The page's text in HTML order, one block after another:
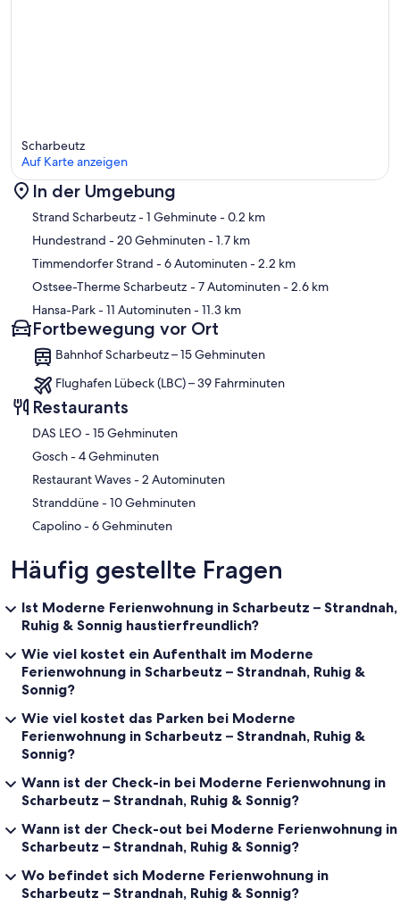
Karte
Scharbeutz
Auf Karte anzeigen
In der Umgebung
Strand Scharbeutz- 1 Gehminute- 0.2 km
Hundestrand - 20 Gehminuten- 1.7 km
Timmendorfer Strand - 6 Autominuten- 2.2 km
Ostsee-Therme Scharbeutz - 7 Autominuten- 2.6 km
Hansa-Park- 11 Autominuten- 11.3 km
Fortbewegung vor Ort
Bahnhof Scharbeutz – 15 Gehminuten
Flughafen Lübeck (LBC) – 39 Fahrminuten
Restaurants
‪DAS LEO - ‬15 Gehminuten
‪Gosch - ‬4 Gehminuten
‪Restaurant Waves - ‬2 Autominuten
‪Stranddüne - ‬10 Gehminuten
‪Capolino - ‬6 Gehminuten
Häufig gestellte Fragen
Ist Moderne Ferienwohnung in Scharbeutz – Strandnah,
Ruhig & Sonnig haustierfreundlich?
Wie viel kostet ein Aufenthalt im Moderne
Ferienwohnung in Scharbeutz – Strandnah, Ruhig &
Sonnig?
Wie viel kostet das Parken bei Moderne
Ferienwohnung in Scharbeutz – Strandnah, Ruhig &
Sonnig?
Wann ist der Check-in bei Moderne Ferienwohnung in
Scharbeutz – Strandnah, Ruhig & Sonnig?
Wann ist der Check-out bei Moderne Ferienwohnung in
Scharbeutz – Strandnah, Ruhig & Sonnig?
Wo befindet sich Moderne Ferienwohnung in
Scharbeutz – Strandnah, Ruhig & Sonnig?